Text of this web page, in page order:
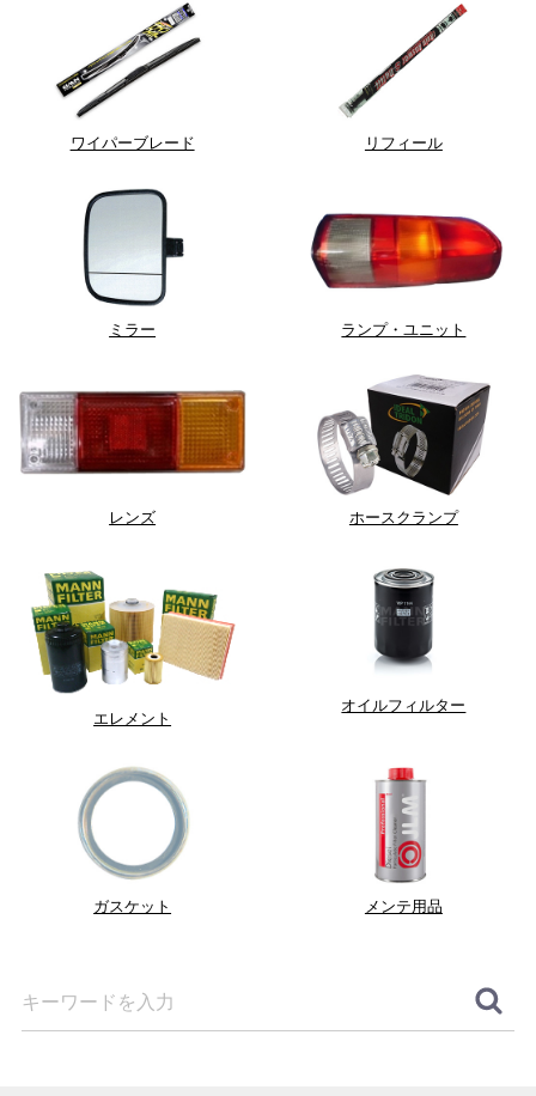
ワイパーブレード リフィール
ミラー ランプ・ユニット
レンズ ホースクランプ
エレメント
オイルフィルター
ガスケット メンテ用品